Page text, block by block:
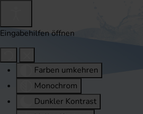
Eingabehilfen öffnen
Farben umkehren
Monochrom
Dunkler Kontrast